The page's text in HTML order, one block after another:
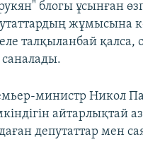
блогы ұсынған
жұмысына
талқыланбай
министр Никол
айтарлықтай
депутаттар мен